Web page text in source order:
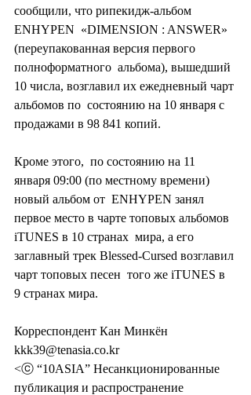
сообщили, что рипекидж-альбом
ENHYPEN  «DIMENSION : ANSWER»
(переупакованная версия первого
полноформатного  альбома), вышедший
10 числа, возглавил их ежедневный чарт
альбомов по  состоянию на 10 января с
продажами в 98 841 копий.
Кроме этого,  по состоянию на 11
января 09:00 (по местному времени)
новый альбом от  ENHYPEN занял
первое место в чарте топовых альбомов
iTUNES в 10 странах  мира, а его
заглавный трек Blessed-Cursed возглавил
чарт топовых песен  того же iTUNES в
9 странах мира.
Корреспондент Кан Минкён
kkk39@tenasia.co.kr
<ⓒ “10ASIA” Несанкционированные
публикация и распространение